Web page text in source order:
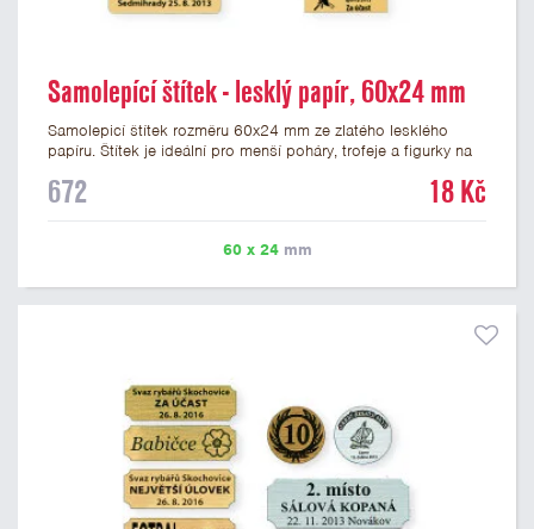
Samolepící štítek - lesklý papír, 60x24 mm
Samolepicí štítek rozměru 60x24 mm ze zlatého lesklého
papíru. Štítek je ideální pro menší poháry, trofeje a figurky na
libovolné logo nebo text. Potisk štítku je zahrnut v ceně. U
výrobu štítku je možné přiložit v prvním kroku objednávky.
672 18 Kč
60 x 24mm